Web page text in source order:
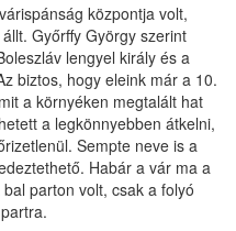
központja volt,
Győrffy György szerint
lengyel király és a
biztos, hogy eleink már a 10.
a környéken megtalált hat
a legkönnyebben átkelni,
Sempte neve is a
Habár a vár ma a
parton volt, csak a folyó